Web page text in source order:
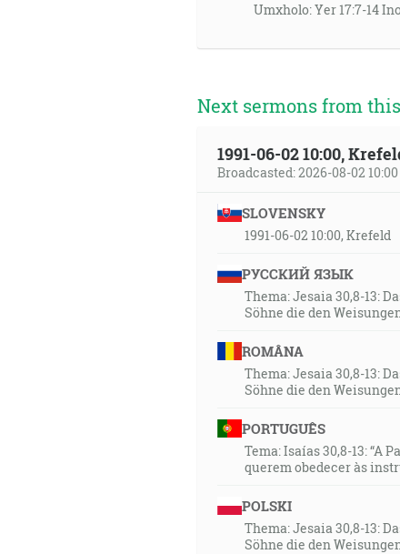
Umxholo: Yer 17:7-14
Next sermons from
1991-06-02 10:00,
Broadcasted: 2026-08-02 10:00
SLOVENSKY
1991-06-02 10:00, Krefeld
РУССКИЙ ЯЗЫК
Thema: Jesaia 30,8-13:
Söhne die den
ROMÂNA
Thema: Jesaia 30,8-13:
Söhne die den
PORTUGUÊS
Tema: Isaías 30,8-13: “A
querem obedecer às
POLSKI
Thema: Jesaia 30,8-13:
Söhne die den